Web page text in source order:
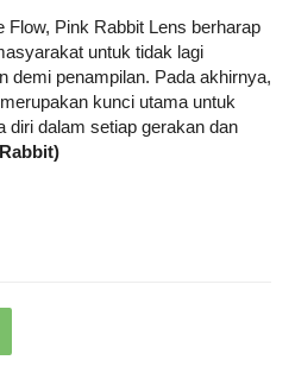
Pink Rabbit Lens berharap
untuk tidak lagi
demi penampilan. Pada akhirnya,
kunci utama untuk
diri dalam setiap gerakan dan